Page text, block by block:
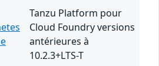
Tanzu Platform pour
Cloud Foundry versions
antérieures à
10.2.3+LTS-T